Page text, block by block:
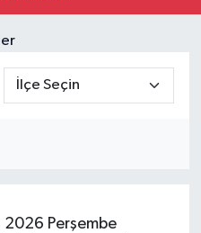
Perşembe